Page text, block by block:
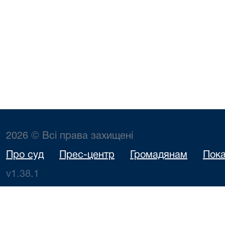
2026 © Всі права захищені
Про суд Прес-центр Громадянам
v1.38.1